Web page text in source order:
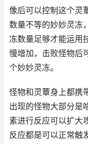
像后可以控制这个灵
数量不等的妙妙灵冻
冻数量足够才能运用
慢增加，击败怪物后
个妙妙灵冻。
怪物和灵蕈身上都携
出现的怪物大部分是
素进行反应可以扩大
反应都是可以正常触